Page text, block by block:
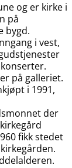
og er kirke i
på
bygd.
i vest,
på galleriet.
i 1991,
der
fikk stedet